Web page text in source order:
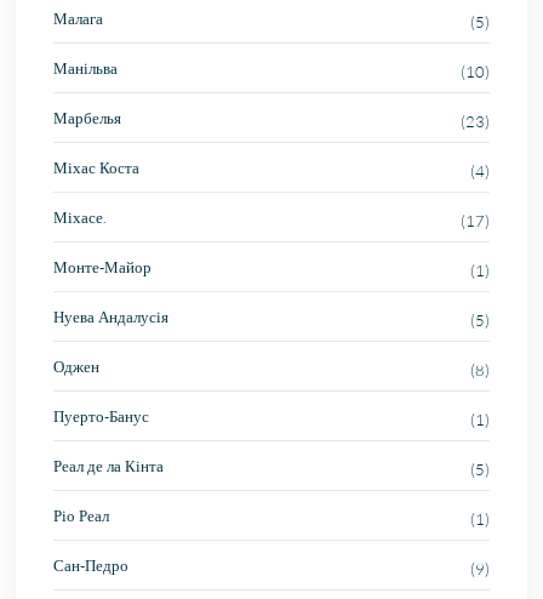
Малага (5)
Манільва (10)
Марбелья (23)
Міхас Коста (4)
Міхасе. (17)
Монте-Майор (1)
Нуева Андалусія (5)
Оджен (8)
Пуерто-Банус (1)
Реал де ла Кінта (5)
Ріо Реал (1)
Сан-Педро (9)